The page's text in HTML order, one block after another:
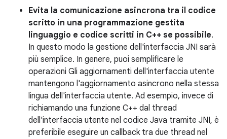
Evita la comunicazione asincrona tra il codice
scritto in una programmazione gestita
linguaggio e codice scritti in C++ se possibile.
In questo modo la gestione dell'interfaccia JNI sarà
più semplice. In genere, puoi semplificare le
operazioni Gli aggiornamenti dell'interfaccia utente
mantengono l'aggiornamento asincrono nella stessa
lingua dell'interfaccia utente. Ad esempio, invece di
richiamando una funzione C++ dal thread
dell'interfaccia utente nel codice Java tramite JNI, è
preferibile eseguire un callback tra due thread nel